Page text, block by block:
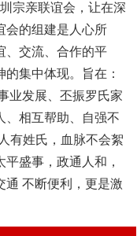
宗亲联谊会，让在深
会的组建是人心所
、交流、合作的平
集中体现。旨在：
业发展、丕振罗氏家
、相互帮助、自强不
有姓氏，血脉不会絮
盛事，政通人和，
通 不断便利，更是激